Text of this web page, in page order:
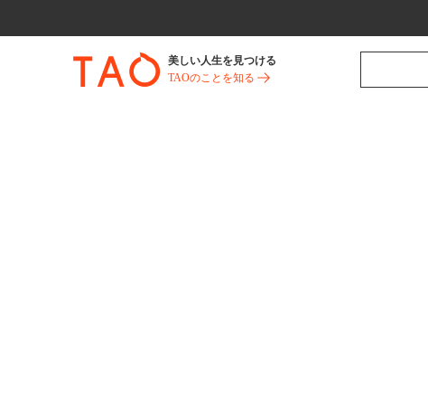
美しい人生を見つける
TAOのことを知る